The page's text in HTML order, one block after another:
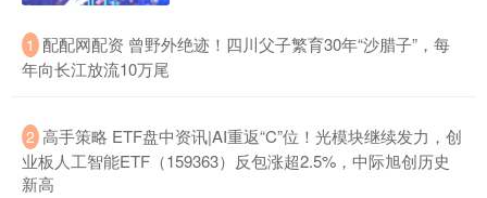
1 ​配配网配资 曾野外绝迹！四川父子繁育30年“沙腊子”，每
年向长江放流10万尾
2 ​高手策略 ETF盘中资讯|AI重返“C”位！光模块继续发力，创
业板人工智能ETF（159363）反包涨超2.5%，中际旭创历史
新高